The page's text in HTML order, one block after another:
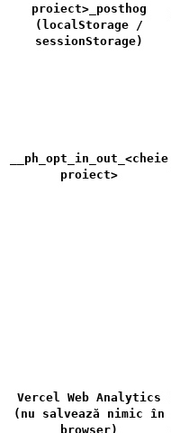
proiect>_posthog
(localStorage /
sessionStorage)
__ph_opt_in_out_<cheie
proiect>
Vercel Web Analytics
(nu salvează nimic în
browser)